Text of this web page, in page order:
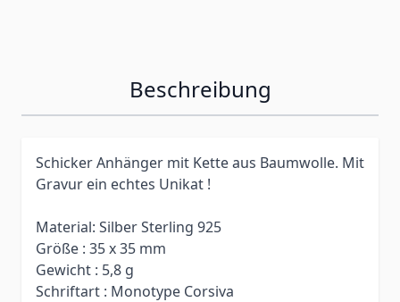
Beschreibung
Schicker Anhänger mit Kette aus Baumwolle. Mit
Gravur ein echtes Unikat !
Material: Silber Sterling 925
Größe : 35 x 35 mm
Gewicht : 5,8 g
Schriftart : Monotype Corsiva